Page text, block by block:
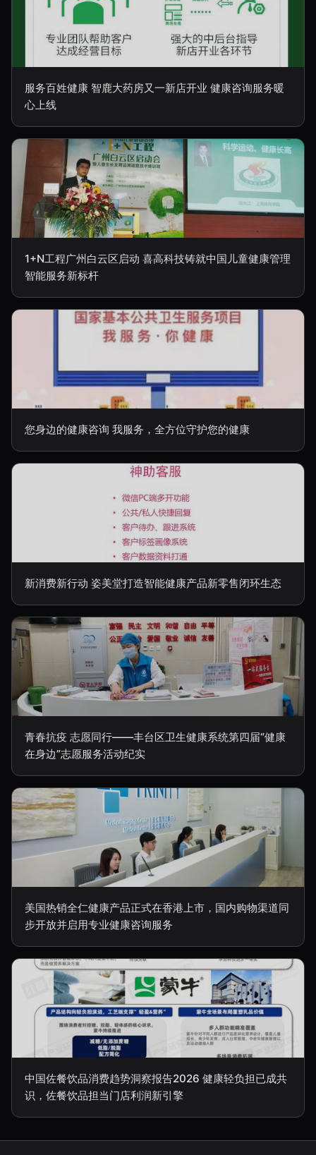
服务百姓健康 智鹿大药房又一新店开业 健康咨询服务暖
心上线
1+N工程广州白云区启动 喜高科技铸就中国儿童健康管理
智能服务新标杆
您身边的健康咨询 我服务，全方位守护您的健康
新消费新行动 姿美堂打造智能健康产品新零售闭环生态
青春抗疫 志愿同行——丰台区卫生健康系统第四届“健康
在身边”志愿服务活动纪实
美国热销全仁健康产品正式在香港上市，国内购物渠道同
步开放并启用专业健康咨询服务
中国佐餐饮品消费趋势洞察报告2026 健康轻负担已成共
识，佐餐饮品担当门店利润新引擎